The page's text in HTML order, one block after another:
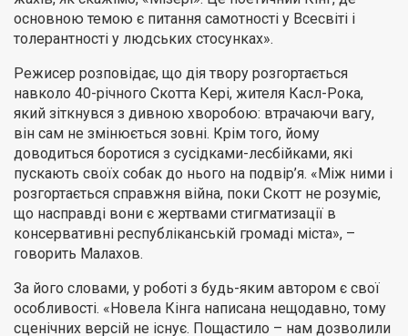
основною темою є питання самотності у Всесвіті і
толерантності у людських стосунках».
Режисер розповідає, що дія твору розгортається
навколо 40-річного Скотта Кері, жителя Касл-Рока,
який зіткнувся з дивною хворобою: втрачаючи вагу,
він сам не змінюється зовні. Крім того, йому
доводиться боротися з сусідками-лесбійками, які
пускають своїх собак до нього на подвір’я. «Між ними і
розгортається справжня війна, поки Скотт не розуміє,
що насправді вони є жертвами стигматизації в
консервативні республіканській громаді міста», –
говорить Малахов.
За його словами, у роботі з будь-яким автором є свої
особливості. «Новела Кінга написана нещодавно, тому
сценічних версій не існує. Пощастило – нам дозволили